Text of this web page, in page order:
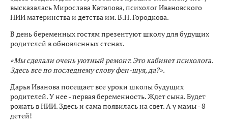
высказалась Мирослава Каталова, психолог Ивановского
НИИ материнства и детства им. В.Н. Городкова.
В день беременных гостям презентуют школу для будущих
родителей в обновленных стенах.
«Мы сделали очень уютный ремонт. Это кабинет психолога.
Здесь все по последнему слову фен-шуя, да?».
Дарья Иванова посещает все уроки школы будущих
родителей. У нее - первая беременность. Ждет сына. Будет
рожать в НИИ. Здесь и сама появилась на свет. А у мамы - 8
детей!